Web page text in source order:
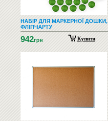
НАБІР ДЛЯ МАРКЕРНОЇ ДОШКИ,
ФЛІПЧАРТУ
942грн Купити